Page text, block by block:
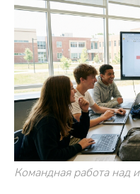
Командная работа над